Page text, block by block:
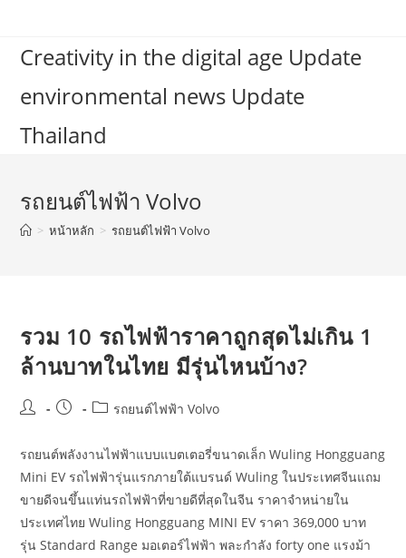
contentCreativity in the digital age Update
environmental news Update
Thailand
รถยนต์ไฟฟ้า Volvo
> หน้าหลัก > รถยนต์ไฟฟ้า Volvo
รวม 10 รถไฟฟ้าราคาถูกสุดไม่เกิน 1
ล้านบาทในไทย มีรุ่นไหนบ้าง?
Post
Post
Postรถยนต์ไฟฟ้า Volvo
รถยนต์พลังงานไฟฟ้าแบบแบตเตอรี่ขนาดเล็ก Wuling Hongguang
Mini EV รถไฟฟ้ารุ่นแรกภายใต้แบรนด์ Wuling ในประเทศจีนแถม
ขายดีจนขึ้นแท่นรถไฟฟ้าที่ขายดีที่สุดในจีน ราคาจำหน่ายใน
ประเทศไทย Wuling Hongguang MINI EV ราคา 369,000 บาท
รุ่น Standard Range มอเตอร์ไฟฟ้า พละกำลัง forty one แรงม้า